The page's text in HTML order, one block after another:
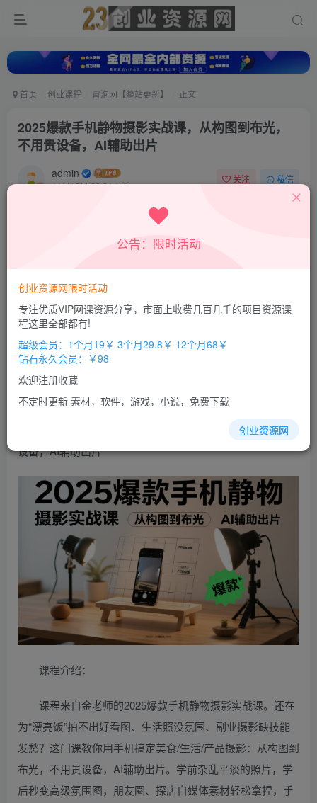
首页 创业课程 冒泡网【整站更新】 正文
2025爆款手机静物摄影实战课，从构图到布光，
不用贵设备，AI辅助出片
admin
11月12日 09:21更新
关注 私信
超级会员
立即购买
您当前未登录！建议登陆后购买，办理会员包月更省钱，可保存购
布光，不用贵
设备，AI辅助出片
课程介绍：
课程来自金老师的2025爆款手机静物摄影实战课。还在
为“漂亮饭”拍不出好看图、生活照没氛围、副业摄影缺技能
发愁？这门课教你用手机搞定美食/生活/产品摄影：从构图到
布光，不用贵设备，AI辅助出片。学前杂乱平淡的照片，学
后秒变高级氛围图，朋友圈、探店自媒体素材轻松拿捏，手
公告：限时活动
创业资源网限时活动
专注优质VIP网课资源分享，市面上收费几百几千的项目资源课
程这里全部都有!
超级会员：1个月19￥ 3个月29.8￥ 12个月68￥
钻石永久会员：￥98
欢迎注册收藏
不定时更新 素材，软件，游戏，小说，免费下载
创业资源网